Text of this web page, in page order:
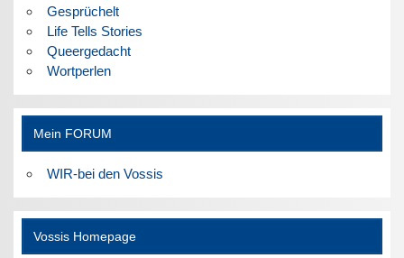
Gesprüchelt
Life Tells Stories
Queergedacht
Wortperlen
Mein FORUM
WIR-bei den Vossis
Vossis Homepage